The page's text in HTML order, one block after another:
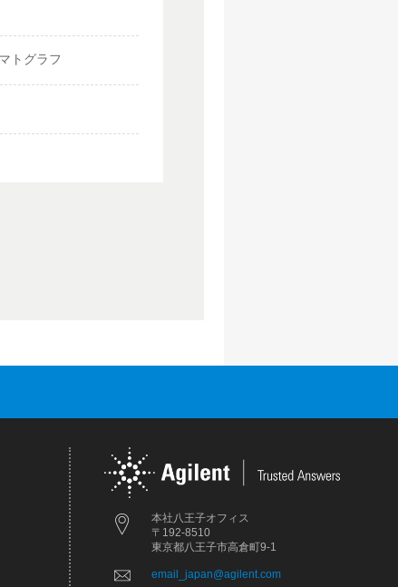
トグラフ
本社八王子オフィス
〒192-8510
東京都八王子市高倉町9-1
email_japan@agilent.com